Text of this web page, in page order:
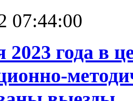
07:44:00
2023 года в